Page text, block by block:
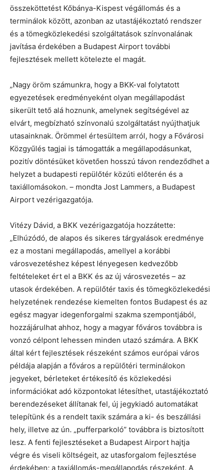
összeköttetést Kőbánya-Kispest végállomás és a
terminálok között, azonban az utastájékoztató rendszer
és a tömegközlekedési szolgáltatások színvonalának
javítása érdekében a Budapest Airport további
fejlesztések mellett kötelezte el magát.
„Nagy öröm számunkra, hogy a BKK-val folytatott
egyezetések eredményeként olyan megállapodást
sikerült tető alá hoznunk, amelynek segítségével az
elvárt, megbízható színvonalú szolgáltatást nyújthatjuk
utasainknak. Örömmel értesültem arról, hogy a Fővárosi
Közgyűlés tagjai is támogatták a megállapodásunkat,
pozitív döntésüket követően hosszú távon rendeződhet a
helyzet a budapesti repülőtér közúti előterén és a
taxiállomásokon. – mondta Jost Lammers, a Budapest
Airport vezérigazgatója.
Vitézy Dávid, a BKK vezérigazgatója hozzátette:
„Elhúzódó, de alapos és sikeres tárgyalások eredménye
ez a mostani megállapodás, amellyel a korábbi
városvezetéshez képest lényegesen kedvezőbb
feltételeket ért el a BKK és az új városvezetés – az
utasok érdekében. A repülőtér taxis és tömegközlekedési
helyzetének rendezése kiemelten fontos Budapest és az
egész magyar idegenforgalmi szakma szempontjából,
hozzájárulhat ahhoz, hogy a magyar főváros továbbra is
vonzó célpont lehessen minden utazó számára. A BKK
által kért fejlesztések részeként számos európai város
példája alapján a főváros a repülőtéri terminálokon
jegyeket, bérleteket értékesítő és közlekedési
információkat adó központokat létesíthet, utastájékoztató
berendezéseket állítanak fel, új jegykiadó automatákat
telepítünk és a rendelt taxik számára a ki- és beszállási
hely, illetve az ún. „pufferparkoló” továbbra is biztosított
lesz. A fenti fejlesztéseket a Budapest Airport hajtja
végre és viseli költségeit, az utasforgalom fejlesztése
érdekében; a taxiállomás-megállapodás részeként. A